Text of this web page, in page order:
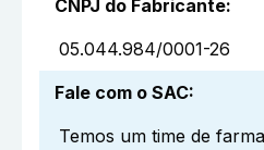
CNPJ do Fabricante:
05.044.984/0001-26
Fale com o SAC:
Temos um time de